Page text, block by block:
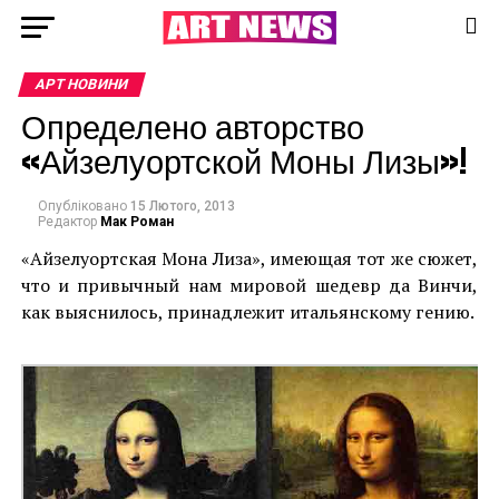
АРТ НОВИНИ
Определено авторство
«Айзелуортской Моны Лизы»!
Опубліковано 15 Лютого, 2013
Редактор Мак Роман
«Айзелуортская Мона Лиза», имеющая тот же сюжет,
что и привычный нам мировой шедевр да Винчи,
как выяснилось, принадлежит итальянскому гению.